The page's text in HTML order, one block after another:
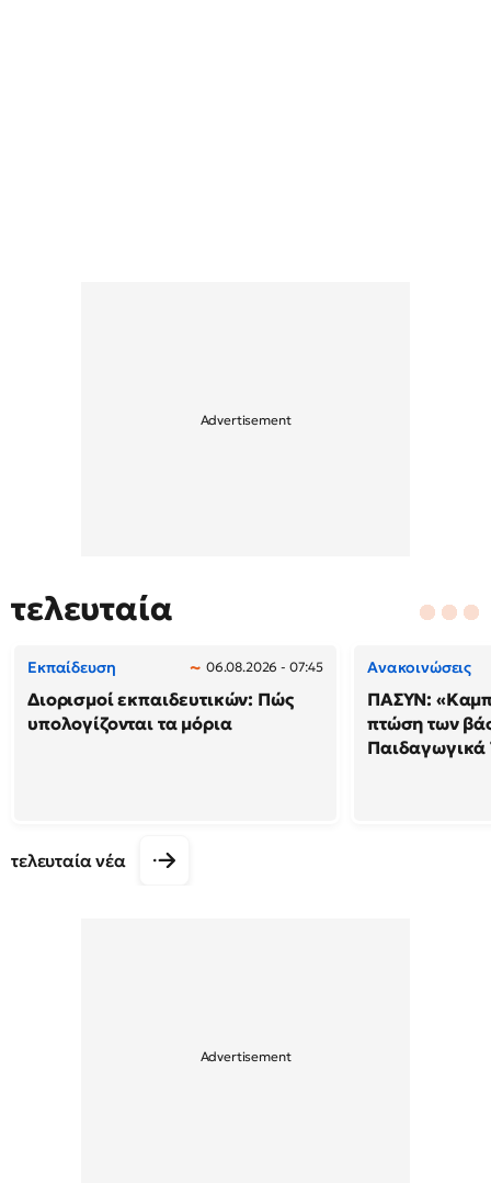
τελευταία
Εκπαίδευση 06.08.2026 - 07:45
Διορισμοί εκπαιδευτικών: Πώς
υπολογίζονται τα μόρια
Ανακοινώσεις
ΠΑΣΥΝ:
πτώση των
Παιδαγωγικά
τελευταία νέα